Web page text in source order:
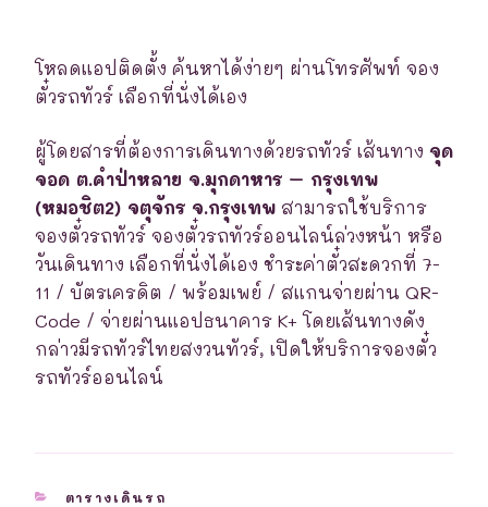
โหลดแอปติดตั้ง ค้นหาได้ง่ายๆ ผ่านโทรศัพท์ จอง
ตั๋วรถทัวร์ เลือกที่นั่งได้เอง
ผู้โดยสารที่ต้องการเดินทางด้วยรถทัวร์ เส้นทาง จุด
จอด ต.คำป่าหลาย จ.มุกดาหาร – กรุงเทพ
(หมอชิต2) จตุจักร จ.กรุงเทพ สามารถใช้บริการ
จองตั๋วรถทัวร์ จองตั๋วรถทัวร์ออนไลน์ล่วงหน้า หรือ
วันเดินทาง เลือกที่นั่งได้เอง ชำระค่าตั๋วสะดวกที่ 7-
11 / บัตรเครดิต / พร้อมเพย์ / สแกนจ่ายผ่าน QR-
Code / จ่ายผ่านแอปธนาคาร K+ โดยเส้นทางดัง
กล่าวมีรถทัวร์ไทยสงวนทัวร์, เปิดให้บริการจองตั๋ว
รถทัวร์ออนไลน์
CATEGORIES
ตารางเดินรถ